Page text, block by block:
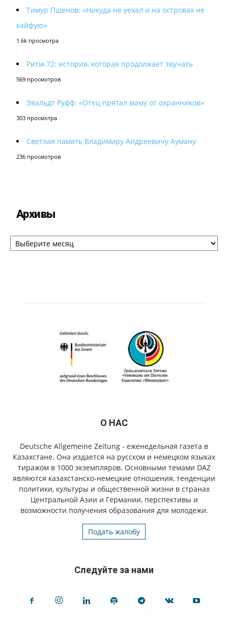
Тимур Пшенов: «Никуда не уехал и на островах не
кайфую»
1.6k просмотра
Ритм-72: история, которая продолжает звучать
569 просмотров
Эвальдт Руфф: «Отец прятал маму от охранников»
303 просмотра
Светлая память Владимиру Андреевичу Ауману
236 просмотров
Архивы
Архивы
О НАС
Deutsche Allgemeine Zeitung - еженедельная газета в
Казахстане. Она издается на русском и немецком языках
тиражом в 1000 экземпляров. Основными темами DAZ
являются казахстанско-немецкие отношения, тенденции
политики, культуры и общественной жизни в странах
Центральной Азии и Германии, перспективы и
возможности получения образования для молодежи.
Подать жалобу
Следуйте за нами